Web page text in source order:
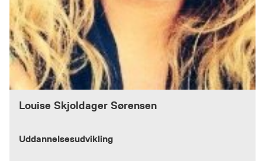
Louise Skjoldager Sørensen
Uddannelsesudvikling